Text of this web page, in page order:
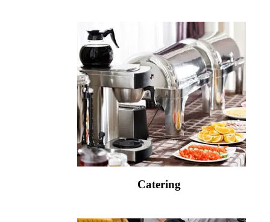
Catering